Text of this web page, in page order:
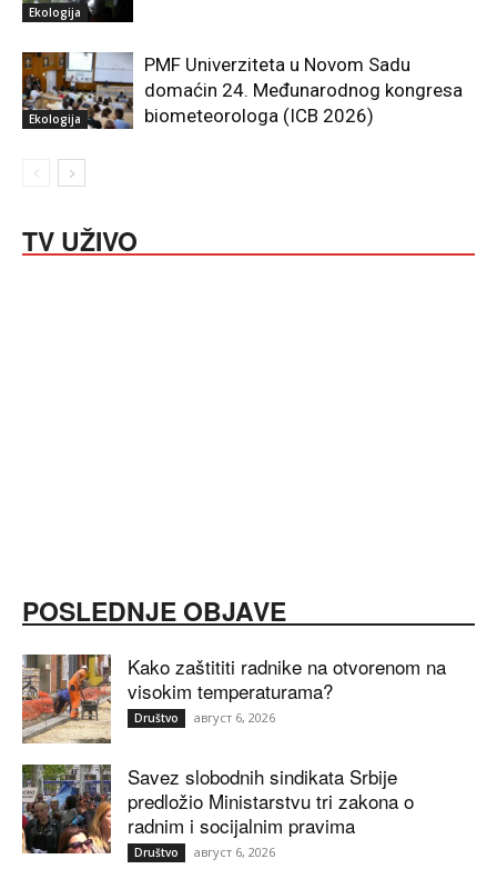
Ekologija
Ekologija
PMF Univerziteta u Novom Sadu
domaćin 24. Međunarodnog kongresa
biometeorologa (ICB 2026)
TV UŽIVO
POSLEDNJE OBJAVE
Kako zaštititi radnike na otvorenom na
visokim temperaturama?
Društvo август 6, 2026
Savez slobodnih sindikata Srbije
predložio Ministarstvu tri zakona o
radnim i socijalnim pravima
Društvo август 6, 2026